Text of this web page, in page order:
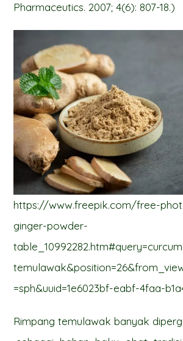
Pharmaceutics. 2007; 4(6): 807-18.)
https://www.freepik.com/free-
ginger-powder-
=sph&uuid=1e6023bf-eabf-4faa-
Rimpang temulawak banyak